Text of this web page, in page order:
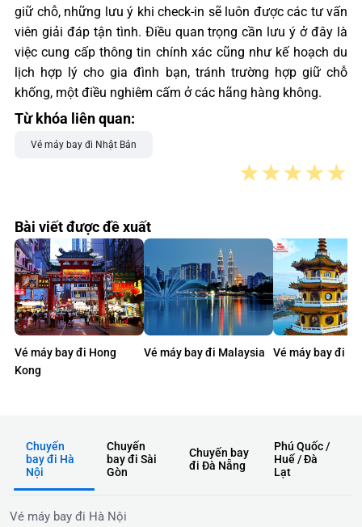
giữ chỗ, những lưu ý khi check-in sẽ luôn được các tư vấn
viên giải đáp tận tình. Điều quan trọng cần lưu ý ở đây là
việc cung cấp thông tin chính xác cũng như kế hoạch du
lịch hợp lý cho gia đình bạn, tránh trường hợp giữ chỗ
khống, một điều nghiêm cấm ở các hãng hàng không.
Từ khóa liên quan:
Vé máy bay đi Nhật Bản
★★★★★
Bài viết được đề xuất
Vé máy bay đi Hong
Kong
Vé máy bay đi Malaysia Vé máy bay đi
Chuyến
bay đi Hà
Nội
Chuyến
bay đi Sài
Gòn
Chuyến bay
đi Đà Nẵng
Phú Quốc /
Huế / Đà
Lạt
Vé máy bay đi Hà Nội